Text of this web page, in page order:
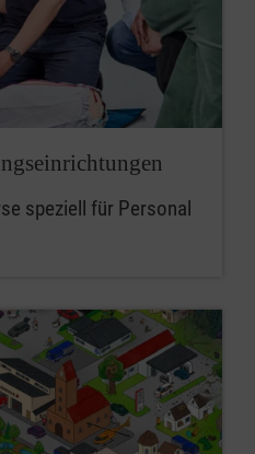
speziell für Personal